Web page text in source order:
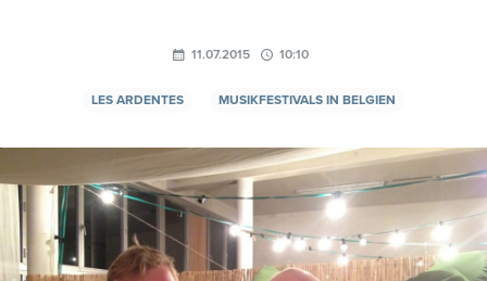
11.07.2015 10:10
LES ARDENTES MUSIKFESTIVALS IN BELGIEN